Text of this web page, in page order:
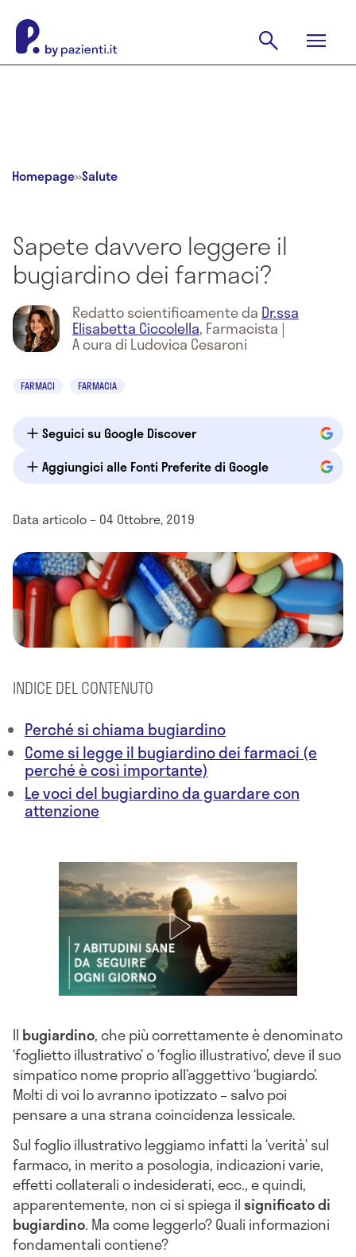
Homepage»Salute
Sapete davvero leggere il
bugiardino dei farmaci?
Redatto scientificamente da Dr.ssa
Elisabetta Ciccolella, Farmacista |
A cura di Ludovica Cesaroni
FARMACI FARMACIA
Seguici su Google Discover
Aggiungici alle Fonti Preferite di Google
Data articolo – 04 Ottobre, 2019
INDICE DEL CONTENUTO
Perché si chiama bugiardino
Come si legge il bugiardino dei farmaci (e
perché è così importante)
Le voci del bugiardino da guardare con
attenzione
Il bugiardino, che più correttamente è denominato
‘foglietto illustrativo’ o ‘foglio illustrativo’, deve il suo
simpatico nome proprio all’aggettivo ‘bugiardo’.
Molti di voi lo avranno ipotizzato – salvo poi
pensare a una strana coincidenza lessicale.
Sul foglio illustrativo leggiamo infatti la ‘verità’ sul
farmaco, in merito a posologia, indicazioni varie,
effetti collaterali o indesiderati, ecc., e quindi,
apparentemente, non ci si spiega ilsignificato di
bugiardino. Ma come leggerlo? Quali informazioni
fondamentali contiene?